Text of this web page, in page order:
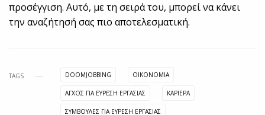
προσέγγιση. Αυτό, με τη σειρά του, μπορεί να κάνει
την αναζήτησή σας πιο αποτελεσματική.
TAGS DOOMJOBBING OIKONOMIA
ΑΓΧΟΣ ΓΙΑ ΕΥΡΕΣΗ ΕΡΓΑΣΙΑΣ ΚΑΡΙΈΡΑ
ΣΥΜΒΟΥΛΕΣ ΓΙΑ ΕΥΡΕΣΗ ΕΡΓΑΣΙΑΣ